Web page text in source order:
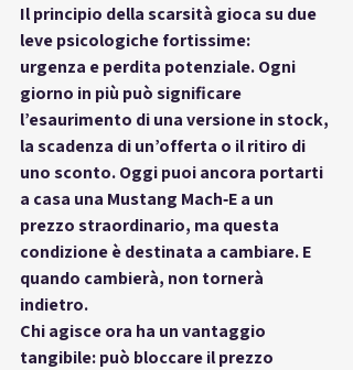
Il principio della scarsità gioca su due
leve psicologiche fortissime:
urgenza e perdita potenziale. Ogni
giorno in più può significare
l’esaurimento di una versione in stock,
la scadenza di un’offerta o il ritiro di
uno sconto. Oggi puoi ancora portarti
a casa una Mustang Mach‑E a un
prezzo straordinario, ma questa
condizione è destinata a cambiare. E
quando cambierà, non tornerà
indietro.
Chi agisce ora ha un vantaggio
tangibile: può bloccare il prezzo